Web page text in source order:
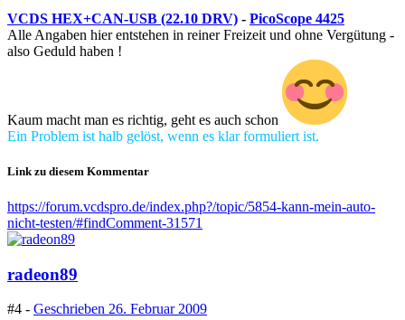
VCDS HEX+CAN-USB (22.10 DRV) - PicoScope 4425
Alle Angaben hier entstehen in reiner Freizeit und ohne Vergütung -
also Geduld haben !
Kaum macht man es richtig, geht es auch schon
Ein Problem ist halb gelöst, wenn es klar formuliert ist.
Link zu diesem Kommentar
https://forum.vcdspro.de/index.php?/topic/5854-kann-mein-auto-
nicht-testen/#findComment-31571
radeon89
#4 - Geschrieben 26. Februar 2009